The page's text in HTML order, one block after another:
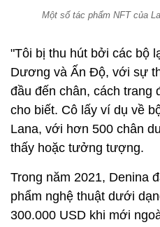
Một số tác phẩm NFT của
"Tôi bị thu hút bởi các bộ
Dương và Ấn Độ, với sự
đầu đến chân, cách trang
cho biết. Cô lấy ví dụ về
Lana, với hơn 500 chân
thấy hoặc tưởng tượng.
Trong năm 2021, Denina
phẩm nghệ thuật dưới
300.000 USD khi mới